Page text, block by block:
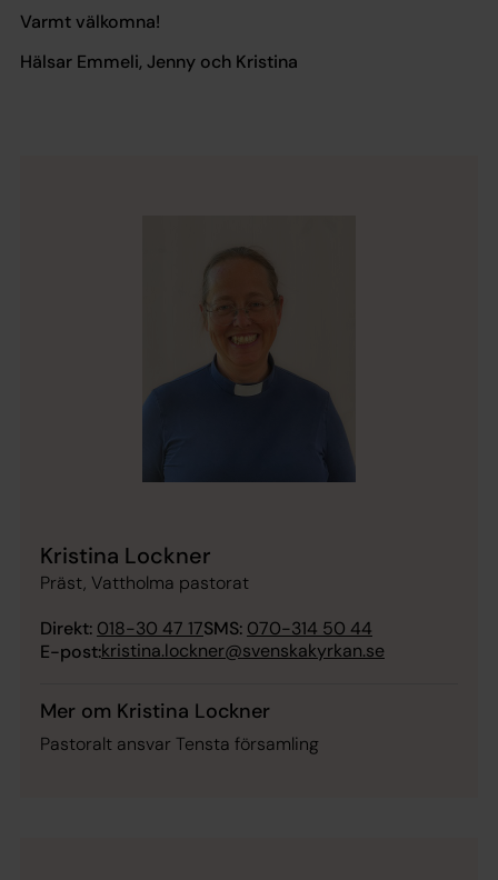
Varmt välkomna!
Hälsar Emmeli, Jenny och Kristina
Kristina Lockner
Präst, Vattholma pastorat
Direkt: 018-30 47 17SMS: 070-314 50 44
E-post:kristina.lockner@svenskakyrkan.se
Mer om Kristina Lockner
Pastoralt ansvar Tensta församling